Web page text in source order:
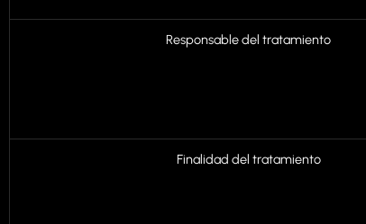
Responsable del tratamiento
Finalidad del tratamiento